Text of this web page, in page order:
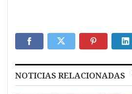
NOTICIAS RELACIONADAS